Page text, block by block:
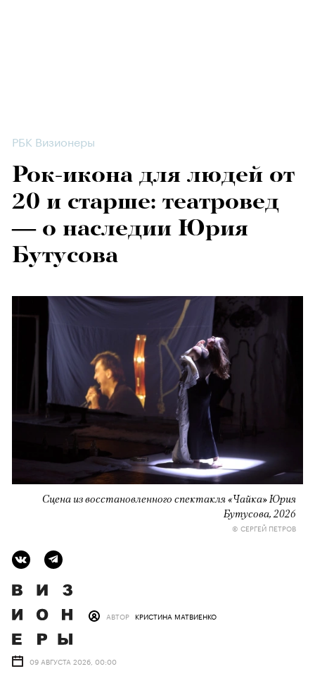
РБК Визионеры
Рок-икона для людей от
20 и старше: театровед
— о наследии Юрия
Бутусова
Сцена из восстановленного спектакля «Чайка» Юрия
Бутусова, 2026
© СЕРГЕЙ ПЕТРОВ
АВТОР КРИСТИНА МАТВИЕНКО
09 АВГУСТА 2026, 00:00